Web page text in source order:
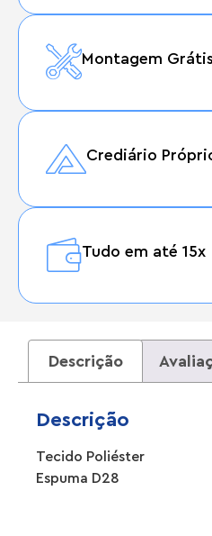
Montagem Grátis
Crediário
Tudo em até 15x
Descrição
Descrição
Tecido Poliéster
Espuma D28